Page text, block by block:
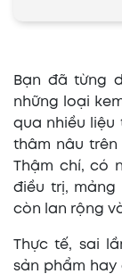
Bạn đã từng
những loại
qua nhiều liệu
thâm nâu trên
Thậm chí, có
điều trị, mảng
còn lan rộng
Thực tế, sai
sản phẩm hay